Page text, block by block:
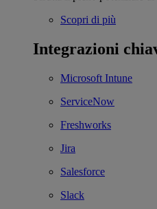
Scopri di più
Integrazioni
Microsoft Intune
ServiceNow
Freshworks
Jira
Salesforce
Slack